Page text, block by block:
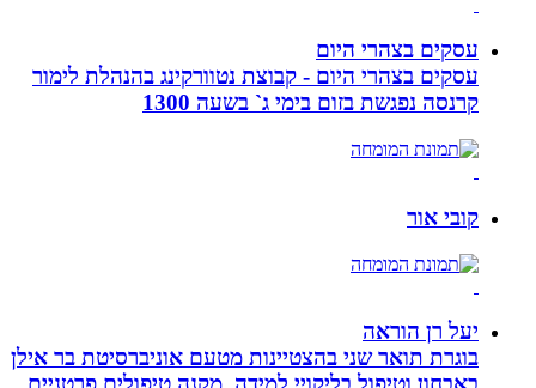
עסקים בצהרי היום
עסקים בצהרי היום - קבוצת נטוורקינג בהנהלת לימור
קרנסה נפגשת בזום בימי ג` בשעה 1300
קובי אור
יעל רן הוראה
בוגרת תואר שני בהצטיינות מטעם אוניברסיטת בר אילן